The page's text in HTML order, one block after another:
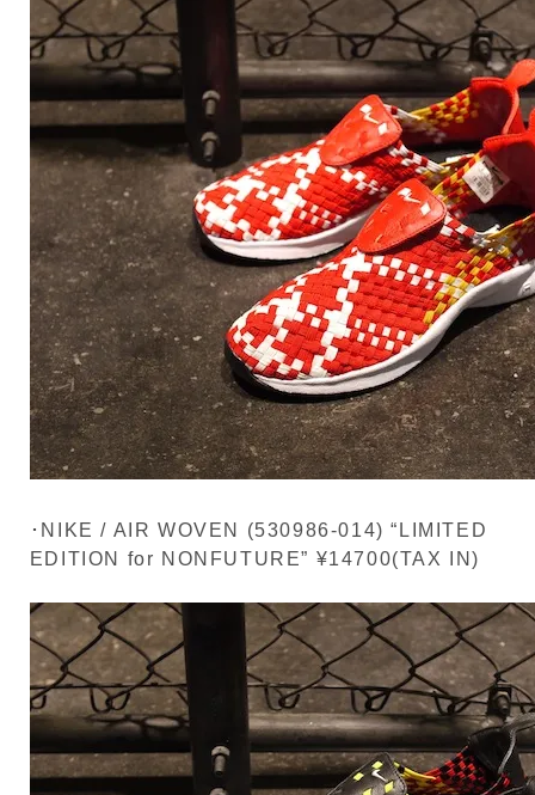
･NIKE / AIR WOVEN (530986-014) “LIMITED
EDITION for NONFUTURE” ¥14700(TAX IN)